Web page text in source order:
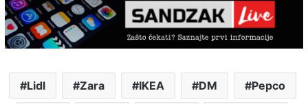
Lidl Zara IKEA DM Pepco